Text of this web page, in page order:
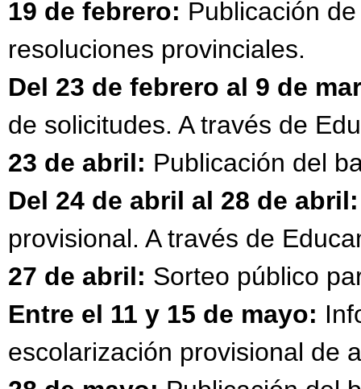
19 de febrero: Publicación
resoluciones provinciales.
Del 23 de febrero al 9 de
de solicitudes. A través de
23 de abril: Publicación del
Del 24 de abril al 28 de abril:
provisional. A través de
27 de abril: Sorteo público
Entre el 11 y 15 de mayo:
escolarización provisional de